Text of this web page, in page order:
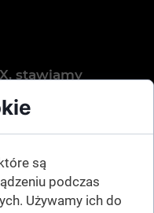
stawiamy
z
W ten
z hulajnogą
– to
są
podczas
Używamy ich do